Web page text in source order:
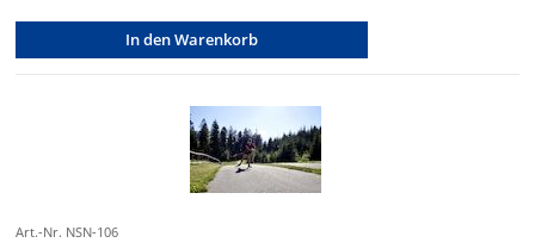
In den Warenkorb
Art.-Nr. NSN-106